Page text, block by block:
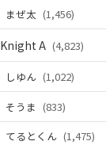
まぜ太 (1,456)
Knight A (4,823)
しゆん (1,022)
そうま (833)
てるとくん (1,475)